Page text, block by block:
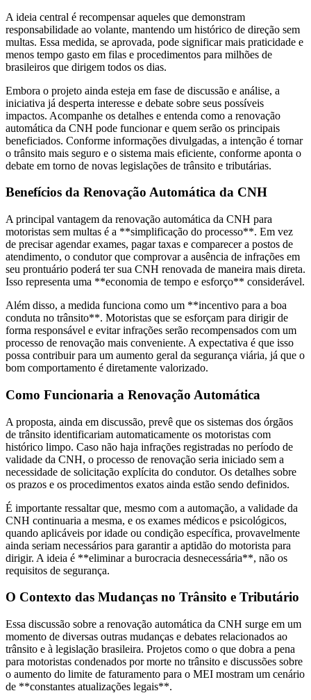
A ideia central é recompensar aqueles que demonstram
responsabilidade ao volante, mantendo um histórico de direção sem
multas. Essa medida, se aprovada, pode significar mais praticidade e
menos tempo gasto em filas e procedimentos para milhões de
brasileiros que dirigem todos os dias.
Embora o projeto ainda esteja em fase de discussão e análise, a
iniciativa já desperta interesse e debate sobre seus possíveis
impactos. Acompanhe os detalhes e entenda como a renovação
automática da CNH pode funcionar e quem serão os principais
beneficiados. Conforme informações divulgadas, a intenção é tornar
o trânsito mais seguro e o sistema mais eficiente, conforme aponta o
debate em torno de novas legislações de trânsito e tributárias.
Benefícios da Renovação Automática da CNH
A principal vantagem da renovação automática da CNH para
motoristas sem multas é a **simplificação do processo**. Em vez
de precisar agendar exames, pagar taxas e comparecer a postos de
atendimento, o condutor que comprovar a ausência de infrações em
seu prontuário poderá ter sua CNH renovada de maneira mais direta.
Isso representa uma **economia de tempo e esforço** considerável.
Além disso, a medida funciona como um **incentivo para a boa
conduta no trânsito**. Motoristas que se esforçam para dirigir de
forma responsável e evitar infrações serão recompensados com um
processo de renovação mais conveniente. A expectativa é que isso
possa contribuir para um aumento geral da segurança viária, já que o
bom comportamento é diretamente valorizado.
Como Funcionaria a Renovação Automática
A proposta, ainda em discussão, prevê que os sistemas dos órgãos
de trânsito identificariam automaticamente os motoristas com
histórico limpo. Caso não haja infrações registradas no período de
validade da CNH, o processo de renovação seria iniciado sem a
necessidade de solicitação explícita do condutor. Os detalhes sobre
os prazos e os procedimentos exatos ainda estão sendo definidos.
É importante ressaltar que, mesmo com a automação, a validade da
CNH continuaria a mesma, e os exames médicos e psicológicos,
quando aplicáveis por idade ou condição específica, provavelmente
ainda seriam necessários para garantir a aptidão do motorista para
dirigir. A ideia é **eliminar a burocracia desnecessária**, não os
requisitos de segurança.
O Contexto das Mudanças no Trânsito e Tributário
Essa discussão sobre a renovação automática da CNH surge em um
momento de diversas outras mudanças e debates relacionados ao
trânsito e à legislação brasileira. Projetos como o que dobra a pena
para motoristas condenados por morte no trânsito e discussões sobre
o aumento do limite de faturamento para o MEI mostram um cenário
de **constantes atualizações legais**.